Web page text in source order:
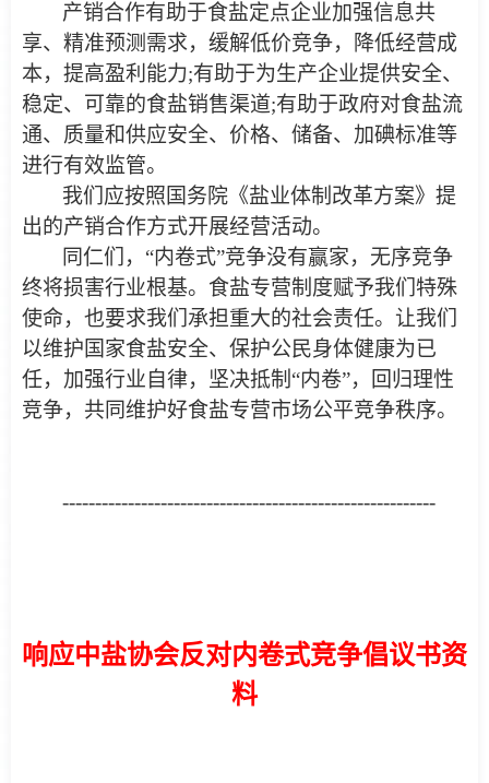
产销合作有助于食盐定点企业加强信息共
享、精准预测需求，缓解低价竞争，降低经营成
本，提高盈利能力;有助于为生产企业提供安全、
稳定、可靠的食盐销售渠道;有助于政府对食盐流
通、质量和供应安全、价格、储备、加碘标准等
进行有效监管。
我们应按照国务院《盐业体制改革方案》提
出的产销合作方式开展经营活动。
同仁们，“内卷式”竞争没有赢家，无序竞争
终将损害行业根基。食盐专营制度赋予我们特殊
使命，也要求我们承担重大的社会责任。让我们
以维护国家食盐安全、保护公民身体健康为已
任，加强行业自律，坚决抵制“内卷”，回归理性
竞争，共同维护好食盐专营市场公平竞争秩序。
---------------------------------------------------------
响应中盐协会反对内卷式竞争倡议书资
料